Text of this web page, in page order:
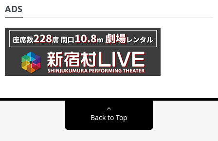
ADS
Back to Top